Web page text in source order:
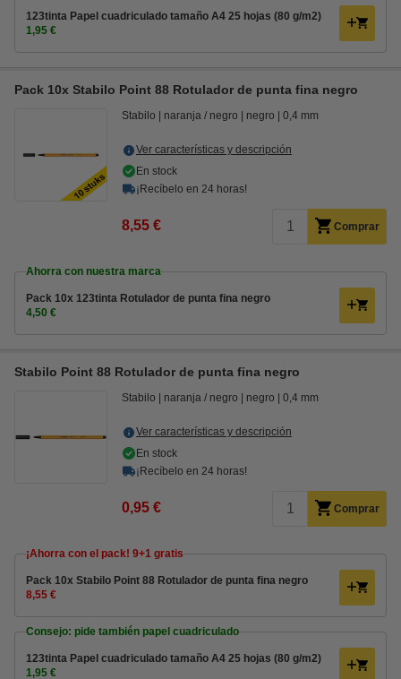
123tinta Papel cuadriculado tamaño A4 25 hojas (80 g/m2)
1,95 €
Pack 10x Stabilo Point 88 Rotulador de punta fina negro
Stabilo naranja / negro negro 0,4 mm
Ver características y descripción
En stock
¡Recíbelo en 24 horas!
8,55 € Comprar
Ahorra con nuestra marca
Pack 10x 123tinta Rotulador de punta fina negro
4,50 €
Stabilo Point 88 Rotulador de punta fina negro
Stabilo naranja / negro negro 0,4 mm
Ver características y descripción
En stock
¡Recíbelo en 24 horas!
0,95 € Comprar
¡Ahorra con el pack! 9+1 gratis
Pack 10x Stabilo Point 88 Rotulador de punta fina negro
8,55 €
Consejo: pide también papel cuadriculado
123tinta Papel cuadriculado tamaño A4 25 hojas (80 g/m2)
1,95 €